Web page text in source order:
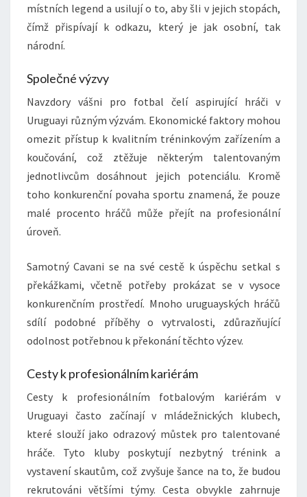
místních legend a usilují o to, aby šli v jejich stopách,
čímž přispívají k odkazu, který je jak osobní, tak
národní.
Společné výzvy
Navzdory vášni pro fotbal čelí aspirující hráči v
Uruguayi různým výzvám. Ekonomické faktory mohou
omezit přístup k kvalitním tréninkovým zařízením a
koučování, což ztěžuje některým talentovaným
jednotlivcům dosáhnout jejich potenciálu. Kromě
toho konkurenční povaha sportu znamená, že pouze
malé procento hráčů může přejít na profesionální
úroveň.
Samotný Cavani se na své cestě k úspěchu setkal s
překážkami, včetně potřeby prokázat se v vysoce
konkurenčním prostředí. Mnoho uruguayských hráčů
sdílí podobné příběhy o vytrvalosti, zdůrazňující
odolnost potřebnou k překonání těchto výzev.
Cesty k profesionálním kariérám
Cesty k profesionálním fotbalovým kariérám v
Uruguayi často začínají v mládežnických klubech,
které slouží jako odrazový můstek pro talentované
hráče. Tyto kluby poskytují nezbytný trénink a
vystavení skautům, což zvyšuje šance na to, že budou
rekrutováni většími týmy. Cesta obvykle zahrnuje